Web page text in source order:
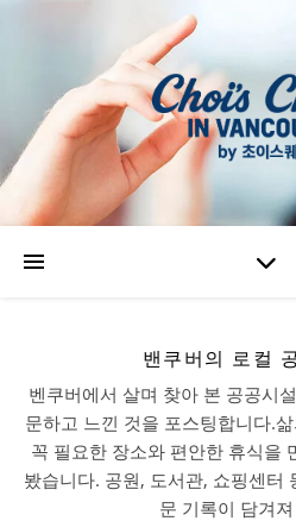
밴쿠버의 로컬
벤쿠버에서 살며 찾아 본 공공시
문하고 느낀 것을 포스팅합니다.
꼭 필요한 장소와 편안한 휴식을
봤습니다. 공원, 도서관, 쇼핑센터
문 기록이 담겨